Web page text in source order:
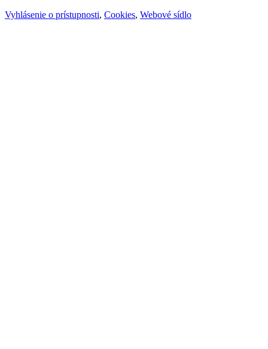
Vyhlásenie o prístupnosti, Cookies, Webové sídlo